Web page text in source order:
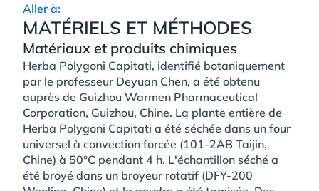
Aller à:
MATÉRIELS ET MÉTHODES
Matériaux et produits chimiques
Herba Polygoni Capitati, identifié botaniquement
par le professeur Deyuan Chen, a été obtenu
auprès de Guizhou Warmen Pharmaceutical
Corporation, Guizhou, Chine. La plante entière de
Herba Polygoni Capitati a été séchée dans un four
universel à convection forcée (101-2AB Taijin,
Chine) à 50°C pendant 4 h. L'échantillon séché a
été broyé dans un broyeur rotatif (DFY-200